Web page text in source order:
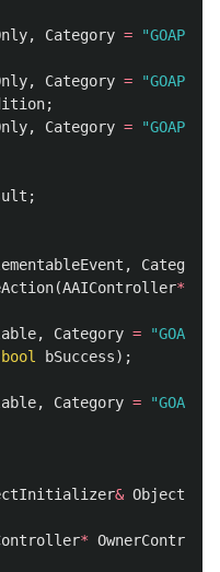
, Category = "GOAP"
, Category = "GOAP"
;
, Category = "GOAP"
;
,
Category
(AAIController*
, Category = "GOAP"
bool bSuccess);
, Category = "GOAP"
&
*